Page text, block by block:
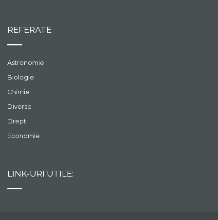
REFERATE
Astronomie
Biologie
Chimie
Diverse
Drept
Economie
LINK-URI UTILE: